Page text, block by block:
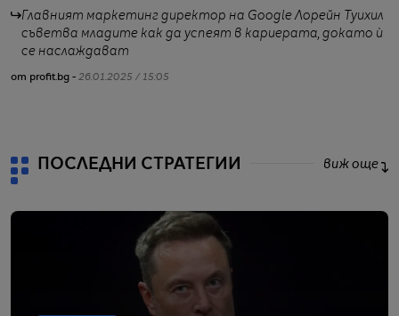
Главният маркетинг директор на Google Лорейн Туихил
съветва младите как да успеят в кариерата, докато ѝ
се наслаждават
от profit.bg - 26.01.2025 / 15:05
ПОСЛЕДНИ СТРАТЕГИИ виж още